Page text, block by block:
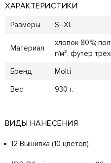
ХАРАКТЕРИСТИКИ
Размеры S–XL
Материал
хлопок 80%;
г/м², футер
Бренд
Molti
Вес
930 г.
ВИДЫ НАНЕСЕНИЯ
I2 Вышивка (10 цветов)